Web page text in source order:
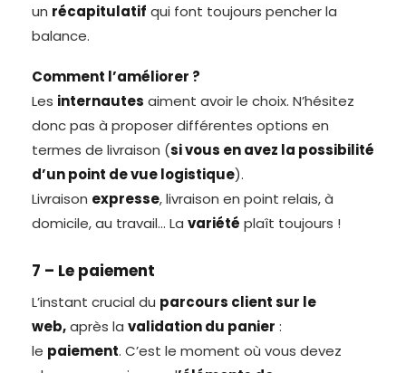
un récapitulatif qui font toujours pencher la
balance.
Comment l’améliorer ?
Les internautes aiment avoir le choix. N’hésitez
donc pas à proposer différentes options en
termes de livraison (si vous en avez la possibilité
d’un point de vue logistique).
Livraison expresse, livraison en point relais, à
domicile, au travail… La variété plaît toujours !
7 – Le paiement
L’instant crucial du parcours client sur le
web,après la validation du panier :
le paiement. C’est le moment où vous devez